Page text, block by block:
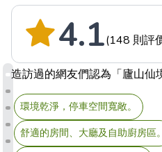
4.1(148 則評
造訪過的網友們認為「廬山仙
環境乾淨，停車空間寬敞。
舒適的房間、大廳及自助廚房區。